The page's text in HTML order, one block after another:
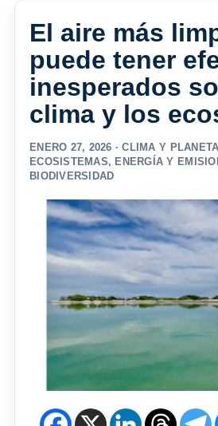
El aire más
puede tener
inesperados
clima y los
ENERO 27, 2026 ·CLIMA Y PLANETA
ECOSISTEMAS, ENERGÍA Y
BIODIVERSIDAD